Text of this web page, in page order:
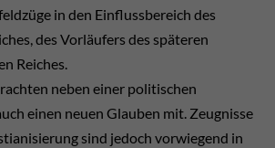
in den Einflussbereich des
des Vorläufers des späteren
Reiches.
neben einer politischen
einen neuen Glauben mit. Zeugnisse
sind jedoch vorwiegend in